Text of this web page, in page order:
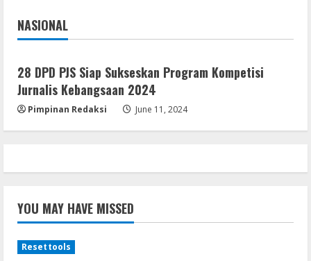
5
Cracked x86-x64 [no Virus]
August 8, 2026
NASIONAL
Jakarta
28 DPD PJS Siap Sukseskan Program Kompetisi
Jurnalis Kebangsaan 2024
Pimpinan Redaksi June 11, 2024
YOU MAY HAVE MISSED
Resettools